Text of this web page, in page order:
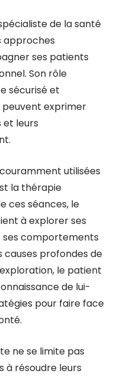
de la santé
approches
ses patients
Son rôle
sécurisé et
peuvent exprimer
et leurs
utilisées
la thérapie
ces séances, le
à explorer ses
ses comportements
causes profondes de
le patient
de lui-
pour faire face
ne se limite pas
à résoudre leurs